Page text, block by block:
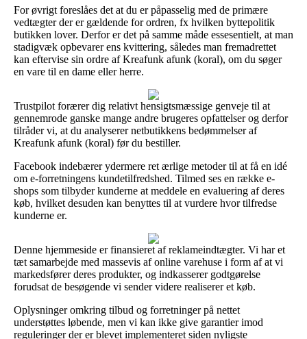
For øvrigt foreslåes det at du er påpasselig med de primære
vedtægter der er gældende for ordren, fx hvilken byttepolitik
butikken lover. Derfor er det på samme måde essesentielt, at man
stadigvæk opbevarer ens kvittering, således man fremadrettet
kan eftervise sin ordre af Kreafunk afunk (koral), om du søger
en vare til en dame eller herre.
Trustpilot forærer dig relativt hensigtsmæssige genveje til at
gennemrode ganske mange andre brugeres opfattelser og derfor
tilråder vi, at du analyserer netbutikkens bedømmelser af
Kreafunk afunk (koral) før du bestiller.
Facebook indebærer ydermere ret ærlige metoder til at få en idé
om e-forretningens kundetilfredshed. Tilmed ses en række e-
shops som tilbyder kunderne at meddele en evaluering af deres
køb, hvilket desuden kan benyttes til at vurdere hvor tilfredse
kunderne er.
Denne hjemmeside er finansieret af reklameindtægter. Vi har et
tæt samarbejde med massevis af online varehuse i form af at vi
markedsfører deres produkter, og indkasserer godtgørelse
forudsat de besøgende vi sender videre realiserer et køb.
Oplysninger omkring tilbud og forretninger på nettet
understøttes løbende, men vi kan ikke give garantier imod
reguleringer der er blevet implementeret siden nyligste